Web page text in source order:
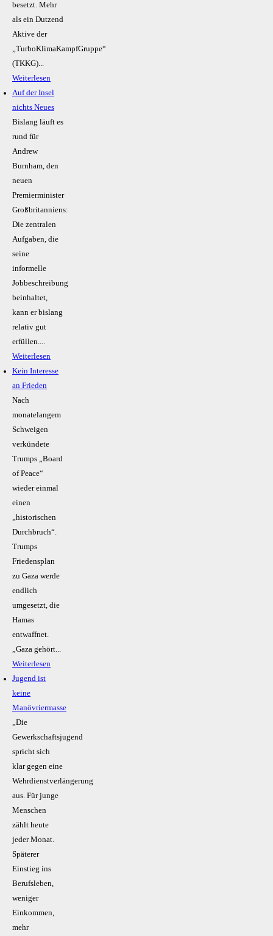
besetzt. Mehr
als ein Dutzend
Aktive der
„TurboKlimaKampfGruppe“
(TKKG)...
Weiterlesen
Auf der Insel
nichts Neues
Bislang läuft es
rund für
Andrew
Burnham, den
neuen
Premierminister
Großbritanniens:
Die zentralen
Aufgaben, die
seine
informelle
Jobbeschreibung
beinhaltet,
kann er bislang
relativ gut
erfüllen....
Weiterlesen
Kein Inte­resse
an Frieden
Nach
monatelangem
Schweigen
verkündete
Trumps „Board
of Peace“
wieder einmal
einen
„historischen
Durchbruch“.
Trumps
Friedensplan
zu Gaza werde
endlich
umgesetzt, die
Hamas
entwaffnet.
„Gaza gehört...
Weiterlesen
Jugend ist
keine
Manövriermasse
„Die
Gewerkschaftsjugend
spricht sich
klar gegen eine
Wehrdienstverlängerung
aus. Für junge
Menschen
zählt heute
jeder Monat.
Späterer
Einstieg ins
Berufsleben,
weniger
Einkommen,
mehr